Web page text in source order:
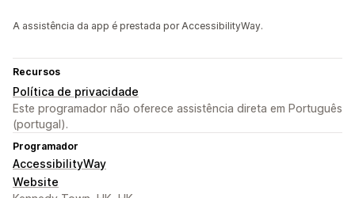
A assistência da app é prestada por AccessibilityWay.
Recursos
Política de privacidade
Este programador não oferece assistência direta em Português
(portugal).
Programador
AccessibilityWay
Website